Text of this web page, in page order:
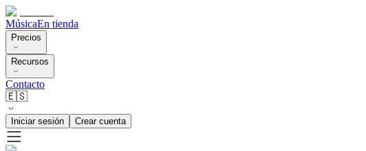
MúsicaEn tienda
Precios
Recursos
Contacto
🇪🇸
Iniciar sesión Crear cuenta